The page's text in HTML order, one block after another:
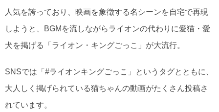
人気を誇っており、映画を象徴する名シーンを自宅で再現
しようと、BGMを流しながらライオンの代わりに愛猫・愛
犬を掲げる「ライオン・キングごっこ」が大流行。
SNSでは「#ライオンキングごっこ」というタグとともに、
大人しく掲げられている猫ちゃんの動画がたくさん投稿さ
れています。